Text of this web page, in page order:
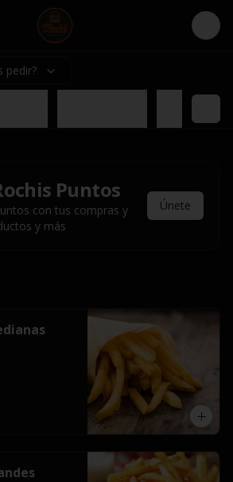
Login
pedir?
Puntos
con tus compras y
y más
Únete